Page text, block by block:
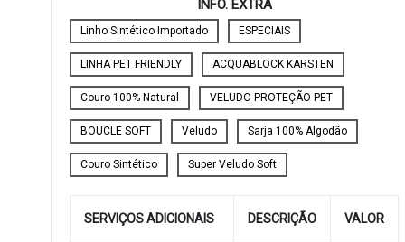
INFO. EXTRA
Linho Sintético Importado ESPECIAIS
LINHA PET FRIENDLY ACQUABLOCK KARSTEN
Couro 100% Natural VELUDO PROTEÇÃO PET
BOUCLE SOFT Veludo Sarja 100% Algodão
Couro Sintético Super Veludo Soft
SERVIÇOS ADICIONAIS DESCRIÇÃO VALOR